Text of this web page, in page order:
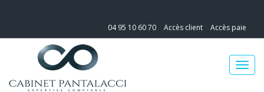
04 95 10 60 70 Accès client Accès paie